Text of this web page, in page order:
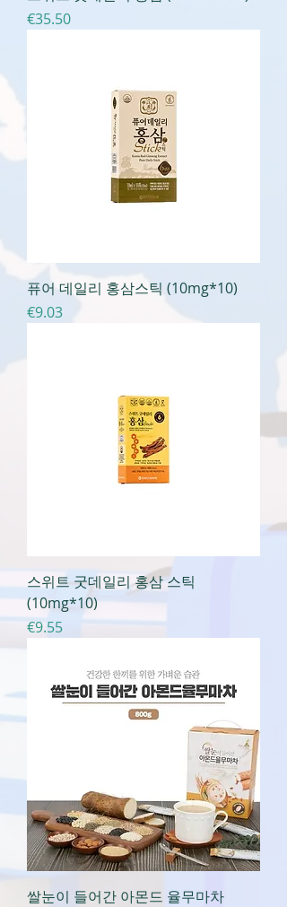
가격
€35.50
퓨어 데일리 홍삼스틱 (10mg*10)
가격
€9.03
스위트 굿데일리 홍삼 스틱
(10mg*10)
가격
€9.55
쌀눈이 들어간 아몬드 율무마차